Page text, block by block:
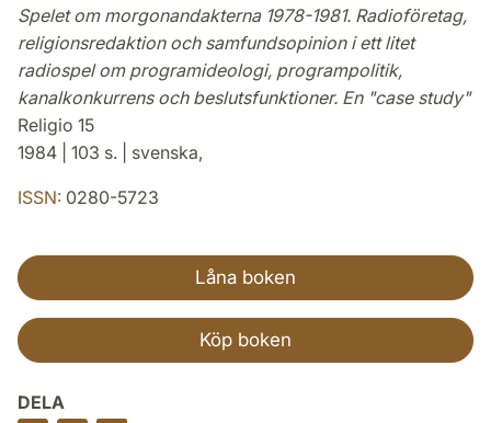
Spelet om morgonandakterna 1978-1981. Radioföretag,
religionsredaktion och samfundsopinion i ett litet
radiospel om programideologi, programpolitik,
kanalkonkurrens och beslutsfunktioner. En "case study"
Religio 15
1984 | 103 s. | svenska,
ISSN: 0280-5723
Låna boken
Köp boken
DELA